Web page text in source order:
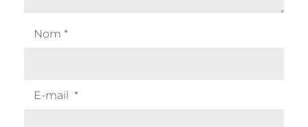
Nom *
E-mail *